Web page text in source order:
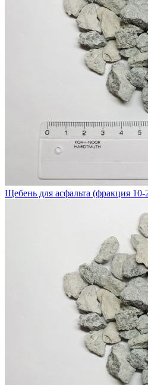
Щебень для асфальта (фракция